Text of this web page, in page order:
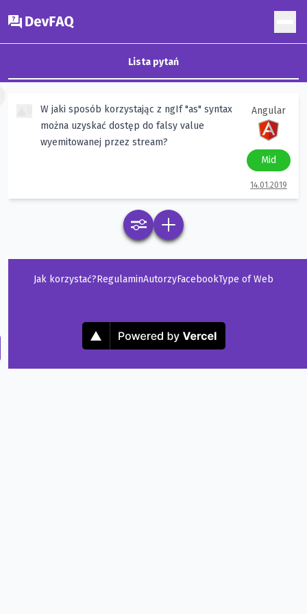
DevFAQ
Lista pytań
W jaki sposób korzystając z ngIf "as" syntax
można uzyskać dostęp do falsy value
wyemitowanej przez stream?
Angular
Mid
14.01.2019
Jak korzystać?RegulaminAutorzyFacebookType of Web